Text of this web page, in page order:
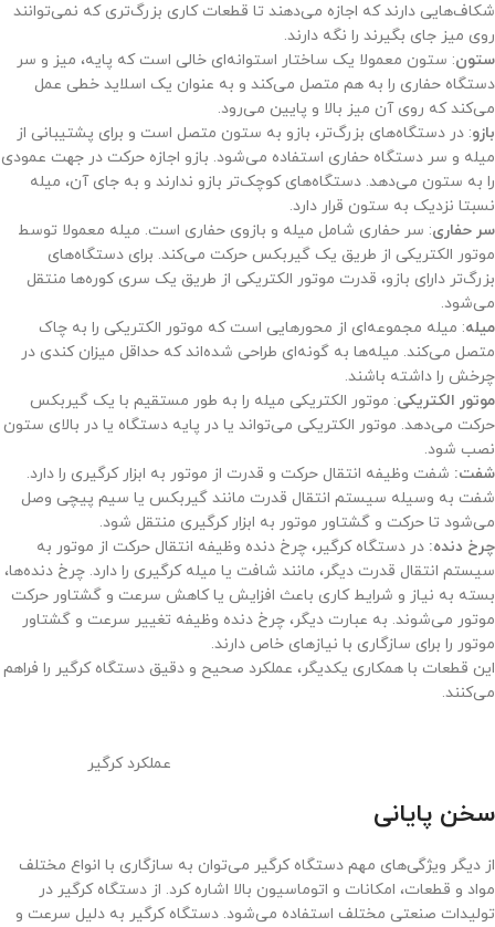
شکاف‌هایی دارند که اجازه می‌دهند تا قطعات کاری بزرگ‌تری که نمی‌توانند
روی میز جای بگیرند را نگه دارند.
ستون: ستون معمولا یک ساختار استوانه‌ای خالی است که پایه، میز و سر
دستگاه حفاری را به هم متصل می‌کند و به عنوان یک اسلاید خطی عمل
می‌کند که روی آن میز بالا و پایین می‌رود.
بازو: در دستگاه‌های بزرگ‌تر، بازو به ستون متصل است و برای پشتیبانی از
میله و سر دستگاه حفاری استفاده می‌شود. بازو اجازه حرکت در جهت عمودی
را به ستون می‌دهد. دستگاه‌های کوچک‌تر بازو ندارند و به جای آن، میله
نسبتا نزدیک به ستون قرار دارد.
سر حفاری: سر حفاری شامل میله و بازوی حفاری است. میله معمولا توسط
موتور الکتریکی از طریق یک گیربکس حرکت می‌کند. برای دستگاه‌های
بزرگ‌تر دارای بازو، قدرت موتور الکتریکی از طریق یک سری کوره‌ها منتقل
می‌شود.
میله: میله مجموعه‌ای از محورهایی است که موتور الکتریکی را به چاک
متصل می‌کند. میله‌ها به گونه‌ای طراحی شده‌اند که حداقل میزان کندی در
چرخش را داشته باشند.
موتور الکتریکی: موتور الکتریکی میله را به طور مستقیم با یک گیربکس
حرکت می‌دهد. موتور الکتریکی می‌تواند یا در پایه دستگاه یا در بالای ستون
نصب شود.
شفت: شفت وظیفه انتقال حرکت و قدرت از موتور به ابزار کرگیری را دارد.
شفت به وسیله سیستم انتقال قدرت مانند گیربکس یا سیم پیچی وصل
می‌شود تا حرکت و گشتاور موتور به ابزار کرگیری منتقل شود.
چرخ دنده: در دستگاه کرگیر، چرخ دنده وظیفه انتقال حرکت از موتور به
سیستم انتقال قدرت دیگر، مانند شافت یا میله کرگیری را دارد. چرخ دنده‌ها،
بسته به نیاز و شرایط کاری باعث افزایش یا کاهش سرعت و گشتاور حرکت
موتور می‌شوند. به عبارت دیگر، چرخ دنده وظیفه تغییر سرعت و گشتاور
موتور را برای سازگاری با نیازهای خاص دارند.
این قطعات با همکاری یکدیگر، عملکرد صحیح و دقیق دستگاه کرگیر را فراهم
می‌کنند.
عملکرد کرگیر
سخن پایانی
از دیگر ویژگی‌های مهم دستگاه کرگیر می‌توان به سازگاری با انواع مختلف
مواد و قطعات، امکانات و اتوماسیون بالا اشاره کرد. از دستگاه کرگیر در
تولیدات صنعتی مختلف استفاده می‌شود. دستگاه کرگیر به دلیل سرعت و